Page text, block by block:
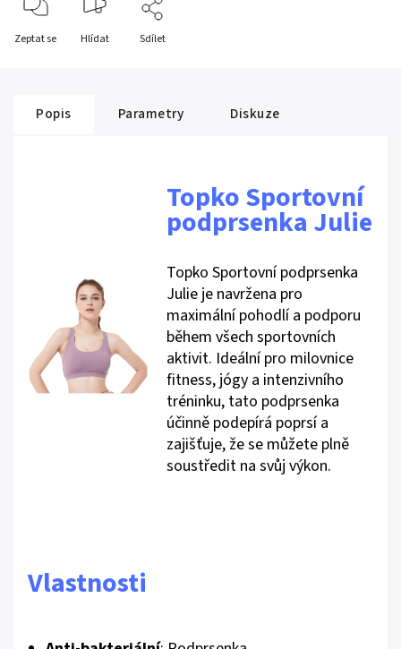
Zeptat se Hlídat Sdílet
Popis Parametry Diskuze
Topko Sportovní
podprsenka Julie
Topko Sportovní podprsenka
Julie je navržena pro
maximální pohodlí a podporu
během všech sportovních
aktivit. Ideální pro milovnice
fitness, jógy a intenzivního
tréninku, tato podprsenka
účinně podepírá poprsí a
zajišťuje, že se můžete plně
soustředit na svůj výkon.
Vlastnosti